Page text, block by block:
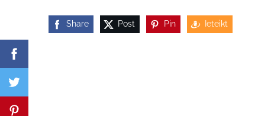
Share Post Pin Ieteikt